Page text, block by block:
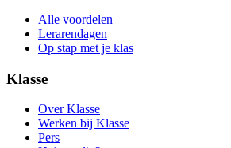
Alle voordelen
Lerarendagen
Op stap met je klas
Klasse
Over Klasse
Werken bij Klasse
Pers